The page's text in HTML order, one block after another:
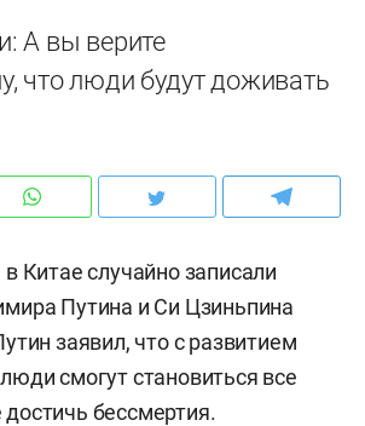
А вы верите
что люди будут доживать
Китае случайно записали
Путина и Си Цзиньпина
заявил, что с развитием
смогут становиться все
бессмертия.